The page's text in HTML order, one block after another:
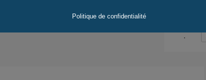
.
Politique de confidentialité